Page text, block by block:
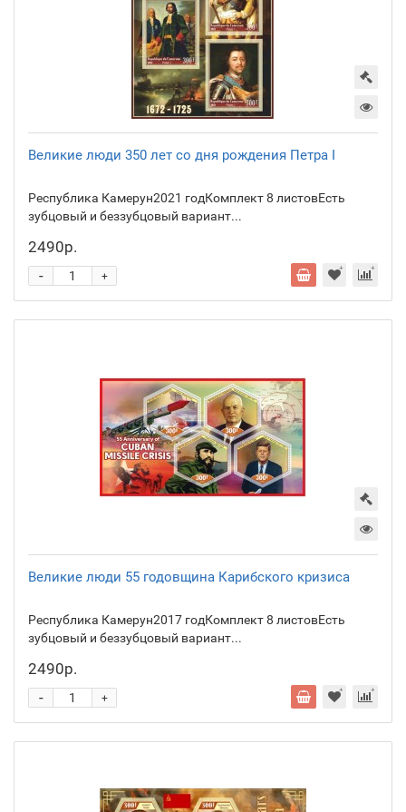
Великие люди 350 лет со дня рождения Петра I
Республика Камерун2021 годКомплект 8 листовЕсть
зубцовый и беззубцовый вариант...
2490р.
+
-
Великие люди 55 годовщина Карибского кризиса
Республика Камерун2017 годКомплект 8 листовЕсть
зубцовый и беззубцовый вариант...
2490р.
+
-